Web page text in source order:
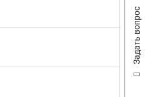
Задать вопрос